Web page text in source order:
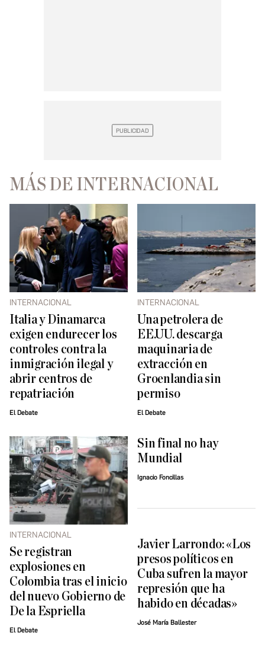
MÁS DE INTERNACIONAL
INTERNACIONAL
Italia y Dinamarca
exigen endurecer los
controles contra la
inmigración ilegal y
abrir centros de
repatriación
El Debate
INTERNACIONAL
Una petrolera de
EE.UU. descarga
maquinaria de
extracción en
Groenlandia sin
permiso
El Debate
INTERNACIONAL
Se registran
explosiones en
Colombia tras el inicio
del nuevo Gobierno de
De la Espriella
El Debate
Sin final no hay
Mundial
Ignacio Foncillas
Javier Larrondo: «Los
presos políticos en
Cuba sufren la mayor
represión que ha
habido en décadas»
José María Ballester